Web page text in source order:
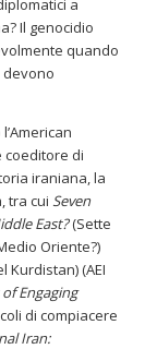
a
Il genocidio
quando
devono
coeditore di
iraniana, la
tra cui Seven
East?(Sette
Oriente?)
Kurdistan) (AEI
Engaging
di compiacere
Iran: